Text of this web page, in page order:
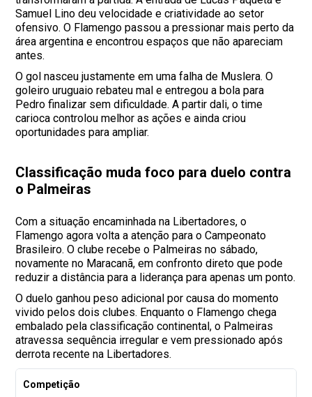
Samuel Lino deu velocidade e criatividade ao setor
ofensivo. O Flamengo passou a pressionar mais perto da
área argentina e encontrou espaços que não apareciam
antes.
O gol nasceu justamente em uma falha de Muslera. O
goleiro uruguaio rebateu mal e entregou a bola para
Pedro finalizar sem dificuldade. A partir dali, o time
carioca controlou melhor as ações e ainda criou
oportunidades para ampliar.
Classificação muda foco para duelo contra
o Palmeiras
Com a situação encaminhada na Libertadores, o
Flamengo agora volta a atenção para o Campeonato
Brasileiro. O clube recebe o Palmeiras no sábado,
novamente no Maracanã, em confronto direto que pode
reduzir a distância para a liderança para apenas um ponto.
O duelo ganhou peso adicional por causa do momento
vivido pelos dois clubes. Enquanto o Flamengo chega
embalado pela classificação continental, o Palmeiras
atravessa sequência irregular e vem pressionado após
derrota recente na Libertadores.
Competição